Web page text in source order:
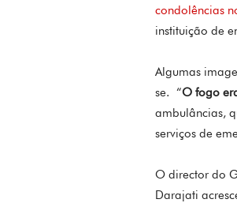
condolências
instituição de
Algumas
se. “O fogo
ambulâncias,
serviços de
O director do
Darajati